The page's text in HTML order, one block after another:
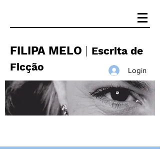
FILIPA MELO
Escrita de
Ficção
Login